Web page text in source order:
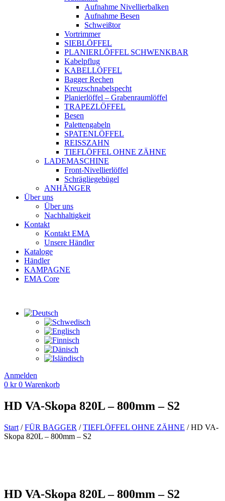
Aufnahme Nivellierbalken
Aufnahme Besen
Schweißtor
Vortrimmer
SIEBLÖFFEL
PLANIERLÖFFEL SCHWENKBAR
Kabelpflug
KABELLÖFFEL
Bagger Rechen
Kreuzschnabelspecht
Planierlöffel – Grabenraumlöffel
TRAPEZLÖFFEL
Besen
Palettengabeln
SPATENLÖFFEL
REISSZAHN
TIEFLÖFFEL OHNE ZÄHNE
LADEMASCHINE
Front-Nivellierlöffel
Schrägliegebügel
ANHÄNGER
Über uns
Über uns
Nachhaltigkeit
Kontakt
Kontakt EMA
Unsere Händler
Kataloge
Händler
KAMPAGNE
EMA Core
Anmelden
0 kr 0 Warenkorb
HD VA-Skopa 820L – 800mm – S2
Start /FÜR BAGGER /TIEFLÖFFEL OHNE ZÄHNE / HD VA-
Skopa 820L – 800mm – S2
HD VA-Skopa 820L – 800mm – S2